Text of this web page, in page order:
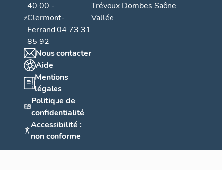
40 00 -
Clermont-
Ferrand 04 73 31
85 92
Nous contacter
Aide
Mentions
légales
Politique de
confidentialité
Accessibilité :
non conforme
Trévoux Dombes Saône
Vallée